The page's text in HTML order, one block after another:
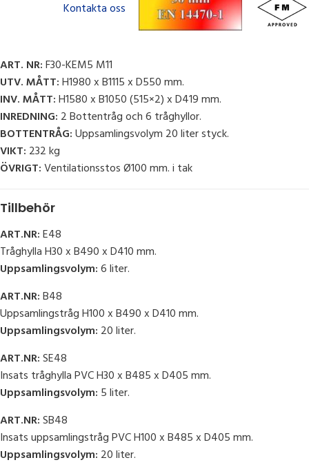
Kontakta oss
ART. NR:F30-KEM5 M11
UTV. MÅTT:H1980 x B1115 x D550 mm.
INV. MÅTT:H1580 x B1050 (515×2) x D419 mm.
INREDNING: 2 Bottentråg och 6 tråghyllor.
BOTTENTRÅG:Uppsamlingsvolym 20 liter styck.
VIKT: 232 kg
ÖVRIGT:Ventilationsstos Ø100 mm. i tak
Tillbehör
ART.NR:E48
Tråghylla H30 x B490 x D410 mm.
Uppsamlingsvolym:6 liter.
ART.NR:B48
Uppsamlingstråg H100 x B490 x D410 mm.
Uppsamlingsvolym: 20 liter.
ART.NR:SE48
Insats tråghylla PVC H30 x B485 x D405 mm.
Uppsamlingsvolym: 5 liter.
ART.NR:SB48
Insats uppsamlingstråg PVC H100 x B485 x D405 mm.
Uppsamlingsvolym: 20 liter.